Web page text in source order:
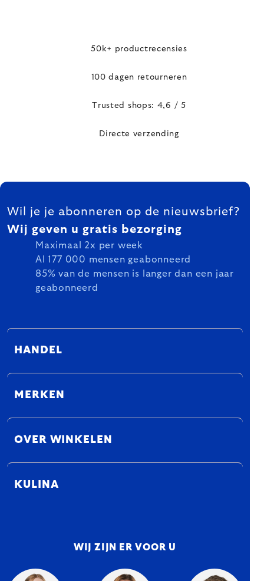
50k+ productrecensies
100 dagen retourneren
Trusted shops: 4,6 / 5
Directe verzending
FOOTER
Wil je je abonneren op de nieuwsbrief?
Wij geven u gratis bezorging
Maximaal 2x per week
Al 177 000 mensen geabonneerd
85% van de mensen is langer dan een jaar
geabonneerd
HANDEL
MERKEN
OVER WINKELEN
KULINA
WIJ ZIJN ER VOOR U